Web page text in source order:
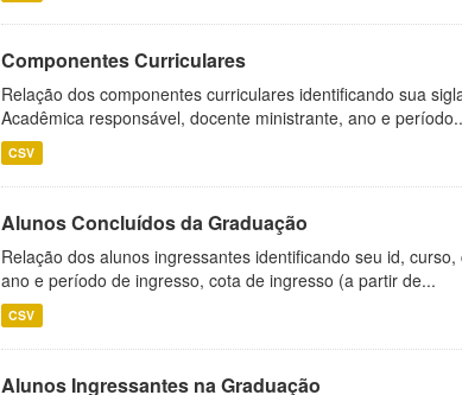
Componentes Curriculares
Relação dos componentes curriculares identificando sua
Acadêmica responsável, docente ministrante, ano e
CSV
Alunos Concluídos da Graduação
Relação dos alunos ingressantes identificando seu id,
ano e período de ingresso, cota de ingresso (a partir de...
CSV
Alunos Ingressantes na Graduação